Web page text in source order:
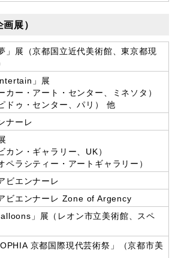
展）
」展（京都国立近代美術館、東京都現
」展
ー・アート・センター、ミネソタ）
ドゥ・センター、パリ） 他
ナーレ
ン・ギャラリー、UK）
ラシティー・アートギャラリー）
ビエンナーレ
ビエンナーレ Zone of Argency
」展（レオン市立美術館、スペ
京都国際現代芸術祭」（京都市美